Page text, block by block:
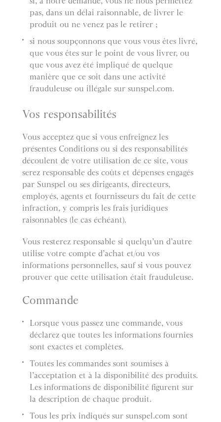
pas, dans un délai raisonnable, de livrer le
produit ou ne venez pas le retirer ;
si nous soupçonnons que vous vous êtes livré,
que vous êtes sur le point de vous livrer, ou
que vous avez été impliqué de quelque
manière que ce soit dans une activité
frauduleuse ou illégale sur sunspel.com.
Vos responsabilités
Vous acceptez que si vous enfreignez les
présentes Conditions ou si des responsabilités
découlent de votre utilisation de ce site, vous
serez responsable des coûts et dépenses engagés
par Sunspel ou ses dirigeants, directeurs,
employés, agents et fournisseurs du fait de cette
infraction, y compris les frais juridiques
raisonnables (le cas échéant).
Vous resterez responsable si quelqu’un d’autre
utilise votre compte d’achat et/ou vos
informations personnelles, sauf si vous pouvez
prouver que cette utilisation était frauduleuse.
Commande
Lorsque vous passez une commande, vous
déclarez que toutes les informations fournies
sont exactes et complètes.
Toutes les commandes sont soumises à
l’acceptation et à la disponibilité des produits.
Les informations de disponibilité figurent sur
la description de chaque produit.
Tous les prix indiqués sur sunspel.com sont